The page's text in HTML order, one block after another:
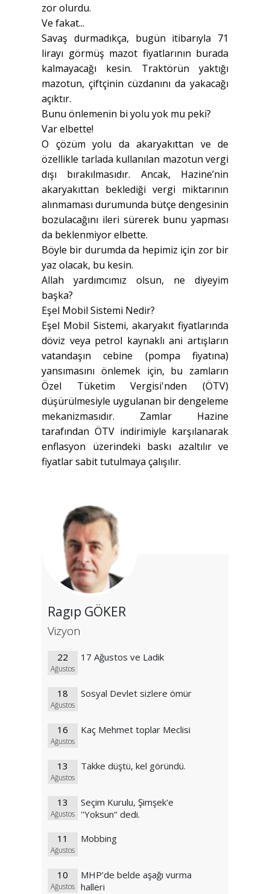
zor olurdu.
Ve fakat...
Savaş durmadıkça, bugün itibarıyla 71
lirayı görmüş mazot fiyatlarının burada
kalmayacağı kesin. Traktörün yaktığı
mazotun, çiftçinin cüzdanını da yakacağı
açıktır.
Bunu önlemenin bi yolu yok mu peki?
Var elbette!
O çözüm yolu da akaryakıttan ve de
özellikle tarlada kullanılan mazotun vergi
dışı bırakılmasıdır. Ancak, Hazine’nin
akaryakıttan beklediği vergi miktarının
alınmaması durumunda bütçe dengesinin
bozulacağını ileri sürerek bunu yapması
da beklenmiyor elbette.
Böyle bir durumda da hepimiz için zor bir
yaz olacak, bu kesin.
Allah yardımcımız olsun, ne diyeyim
başka?
Eşel Mobil Sistemi Nedir?
Eşel Mobil Sistemi, akaryakıt fiyatlarında
döviz veya petrol kaynaklı ani artışların
vatandaşın cebine (pompa fiyatına)
yansımasını önlemek için, bu zamların
Özel Tüketim Vergisi'nden (ÖTV)
düşürülmesiyle uygulanan bir dengeleme
mekanizmasıdır. Zamlar Hazine
tarafından ÖTV indirimiyle karşılanarak
enflasyon üzerindeki baskı azaltılır ve
fiyatlar sabit tutulmaya çalışılır.
Ragıp GÖKER
Vizyon
22
Ağustos
17 Ağustos ve Ladik
18
Ağustos
Sosyal Devlet sizlere ömür
16
Ağustos
Kaç Mehmet toplar Meclisi
13
Ağustos
Takke düştü, kel göründü.
13
Ağustos
Seçim Kurulu, Şimşek'e
''Yoksun'’ dedi.
11
Ağustos
Mobbing
10
Ağustos
MHP’de belde aşağı vurma
halleri